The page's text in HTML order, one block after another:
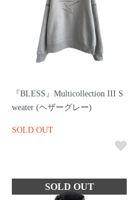
『BLESS』Multicollection III S
weater (ヘザーグレー)
SOLD OUT